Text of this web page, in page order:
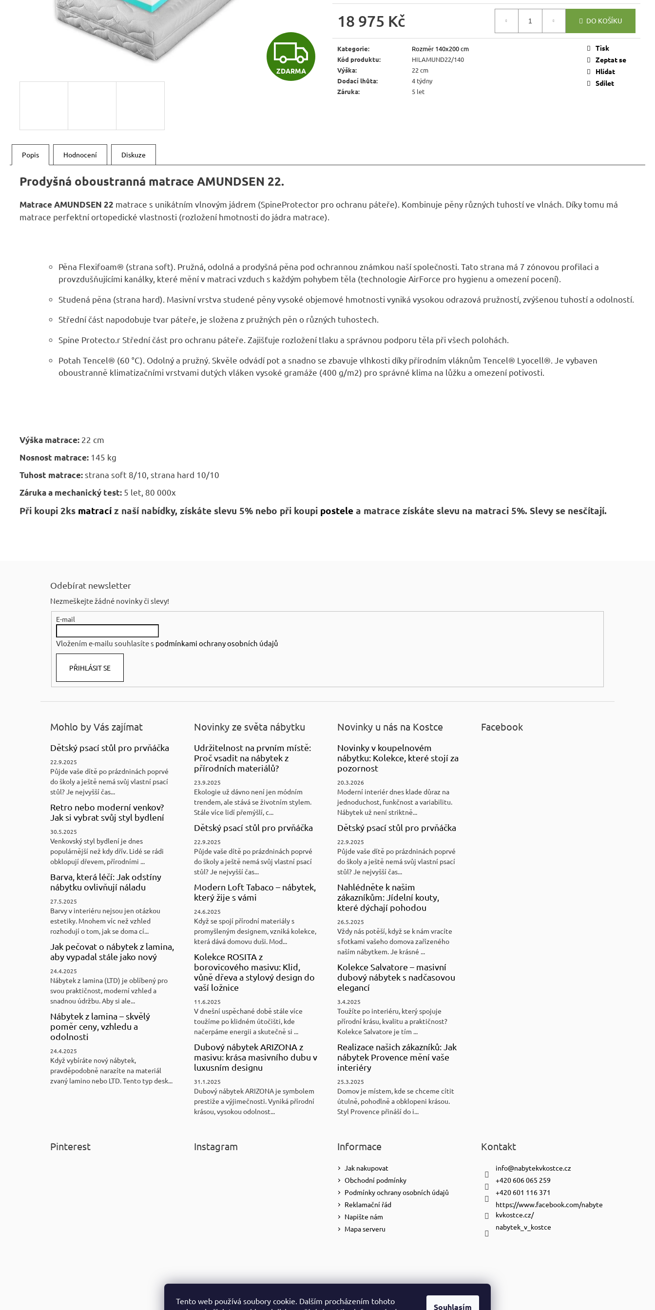
Tento web používá soubory cookie. Dalším procházením tohoto
Souhlasím
18 975 Kč DO KOŠÍKU
Kategorie:
Rozměr 140x200 cm
Kód produktu:
HILAMUND22/140
Výška:
22 cm
Dodací lhůta:
4 týdny
Záruka: 5 let
Tisk
Zeptat se
Hlídat
Sdílet
Z
D
A
ZDARMA
Popis Hodnocení Diskuze
Prodyšná oboustranná matrace AMUNDSEN 22.
Matrace AMUNDSEN 22 matrace s unikátním vlnovým jádrem (SpineProtector pro ochranu páteře). Kombinuje pěny různých tuhostí ve vlnách. Díky tomu má
matrace perfektní ortopedické vlastnosti (rozložení hmotnosti do jádra matrace).
Pěna Flexifoam® (strana soft). Pružná, odolná a prodyšná pěna pod ochrannou známkou naší společnosti. Tato strana má 7 zónovou profilaci a
provzdušňujícími kanálky, které mění v matraci vzduch s každým pohybem těla (technologie AirForce pro hygienu a omezení pocení).
Studená pěna (strana hard). Masivní vrstva studené pěny vysoké objemové hmotnosti vyniká vysokou odrazová pružností, zvýšenou tuhostí a odolností.
Střední část napodobuje tvar páteře, je složena z pružných pěn o různých tuhostech.
Spine Protecto.r Střední část pro ochranu páteře. Zajišťuje rozložení tlaku a správnou podporu těla při všech polohách.
Potah Tencel® (60 °C). Odolný a pružný. Skvěle odvádí pot a snadno se zbavuje vlhkosti díky přírodním vláknům Tencel® Lyocell®. Je vybaven
oboustranně klimatizačními vrstvami dutých vláken vysoké gramáže (400 g/m2) pro správné klima na lůžku a omezení potivosti.
Výška matrace: 22 cm
Nosnost matrace: 145 kg
Tuhost matrace: strana soft 8/10, strana hard 10/10
Záruka a mechanický test: 5 let, 80 000x
Při koupi 2ks matrací z naší nabídky, získáte slevu 5% nebo při koupi postele a matrace získáte slevu na matraci 5%. Slevy se nesčítají.
RUSTIKÁLNÍ ŽIDLE SWEET HOME SIL25
2 601 Kč
Původně: 2 890 Kč
JÍDELNÍ ŽIDLE MEXICANA SIL25
2 403 Kč
RUSTIKÁLNÍ LAVICE SWEET HOME
BAX25 S ÚLOŽNÝM PROSTOREM
6 048 Kč
Odebírat newsletter
Nezmeškejte žádné novinky či slevy!
E-mail
Vložením e-mailu souhlasíte s podmínkami ochrany osobních údajů
PŘIHLÁSIT SE
Mohlo by Vás zajímat
Dětský psací stůl pro prvňáčka
22.9.2025
Půjde vaše dítě po prázdninách poprvé
do školy a ještě nemá svůj vlastní psací
stůl? Je nejvyšší čas...
Retro nebo moderní venkov?
Jak si vybrat svůj styl bydlení
30.5.2025
Venkovský styl bydlení je dnes
populárnější než kdy dřív. Lidé se rádi
obklopují dřevem, přírodními ...
Barva, která léčí: Jak odstíny
nábytku ovlivňují náladu
27.5.2025
Barvy v interiéru nejsou jen otázkou
estetiky. Mnohem víc než vzhled
rozhodují o tom, jak se doma cí...
Jak pečovat o nábytek z lamina,
aby vypadal stále jako nový
24.4.2025
Nábytek z lamina (LTD) je oblíbený pro
svou praktičnost, moderní vzhled a
snadnou údržbu. Aby si ale...
Nábytek z lamina – skvělý
poměr ceny, vzhledu a
odolnosti
24.4.2025
Když vybíráte nový nábytek,
pravděpodobně narazíte na materiál
zvaný lamino nebo LTD. Tento typ desk...
Novinky ze světa nábytku
Udržitelnost na prvním místě:
Proč vsadit na nábytek z
přírodních materiálů?
23.9.2025
Ekologie už dávno není jen módním
trendem, ale stává se životním stylem.
Stále více lidí přemýšlí, c...
Dětský psací stůl pro prvňáčka
22.9.2025
Půjde vaše dítě po prázdninách poprvé
do školy a ještě nemá svůj vlastní psací
stůl? Je nejvyšší čas...
Modern Loft Tabaco – nábytek,
který žije s vámi
24.6.2025
Když se spojí přírodní materiály s
promyšleným designem, vzniká kolekce,
která dává domovu duši. Mod...
Kolekce ROSITA z
borovicového masivu: Klid,
vůně dřeva a stylový design do
vaší ložnice
11.6.2025
V dnešní uspěchané době stále více
toužíme po klidném útočišti, kde
načerpáme energii a skutečně si ...
Dubový nábytek ARIZONA z
masivu: krása masivního dubu v
luxusním designu
31.1.2025
Dubový nábytek ARIZONA je symbolem
prestiže a výjimečnosti. Vyniká přírodní
krásou, vysokou odolnost...
Novinky u nás na Kostce
Novinky v koupelnovém
nábytku: Kolekce, které stojí za
pozornost
20.3.2026
Moderní interiér dnes klade důraz na
jednoduchost, funkčnost a variabilitu.
Nábytek už není striktně...
Dětský psací stůl pro prvňáčka
22.9.2025
Půjde vaše dítě po prázdninách poprvé
do školy a ještě nemá svůj vlastní psací
stůl? Je nejvyšší čas...
Nahlédněte k našim
zákazníkům: Jídelní kouty,
které dýchají pohodou
26.5.2025
Vždy nás potěší, když se k nám vracíte
s fotkami vašeho domova zařízeného
naším nábytkem. Je krásné ...
Kolekce Salvatore – masivní
dubový nábytek s nadčasovou
elegancí
3.4.2025
Toužíte po interiéru, který spojuje
přírodní krásu, kvalitu a praktičnost?
Kolekce Salvatore je tím ...
Realizace našich zákazníků: Jak
nábytek Provence mění vaše
interiéry
25.3.2025
Domov je místem, kde se chceme cítit
útulně, pohodlně a obklopeni krásou.
Styl Provence přináší do i...
Facebook
Pinterest Instagram
Sledovat na Instagramu
Informace
Jak nakupovat
Obchodní podmínky
Podmínky ochrany osobních údajů
Reklamační řád
Napište nám
Mapa serveru
Kontakt
info@nabytekvkostce.cz
+420 606 065 259
+420 601 116 371
https://www.facebook.com/nabyte
kvkostce.cz/
nabytek_v_kostce